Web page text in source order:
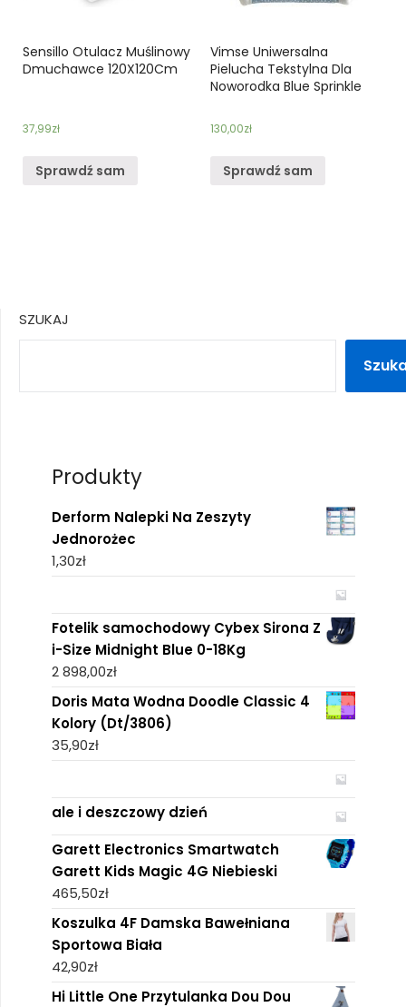
Sensillo Otulacz Muślinowy
Dmuchawce 120X120Cm
37,99zł
Sprawdź sam
Vimse Uniwersalna
Pielucha Tekstylna Dla
Noworodka Blue Sprinkle
130,00zł
Sprawdź sam
SZUKAJ
Produkty
Derform Nalepki Na Zeszyty
Jednorożec
1,30zł
Fotelik samochodowy Cybex Sirona Z
i-Size Midnight Blue 0-18Kg
2 898,00zł
Doris Mata Wodna Doodle Classic 4
Kolory (Dt/3806)
35,90zł
ale i deszczowy dzień
Garett Electronics Smartwatch
Garett Kids Magic 4G Niebieski
465,50zł
Koszulka 4F Damska Bawełniana
Sportowa Biała
42,90zł
Hi Little One Przytulanka Dou Dou